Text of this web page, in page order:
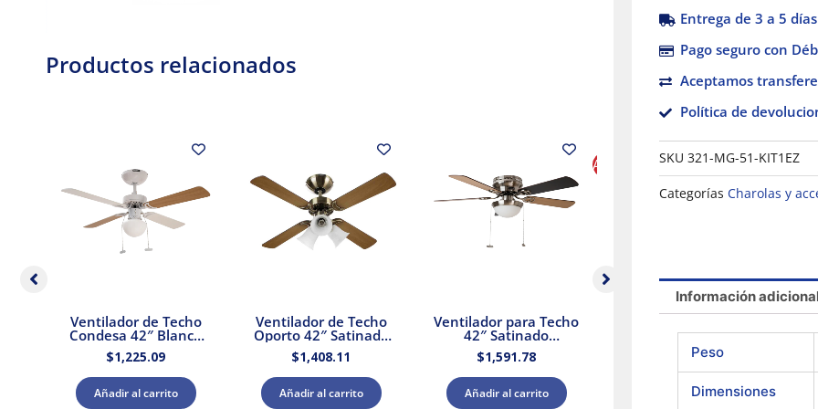
Productos relacionados
Ventilador de Techo
Condesa 42″ Blanco
MDF Masterfan
$1,225.09
Añadir al carrito
Ventilador de Techo
Oporto 42″ Satinado
Masterfan
$1,408.11
Añadir al carrito
Ventilador para Techo
42″ Satinado
Masterfan
$1,591.78
Añadir al carrito
Ahorras 22%
Huracan 30″ Negro
Masterfan
precio
original
era:
$3,387.97.
$2,627.58
precio
actual
es:
$2,627.58.
Añadir al carrito
Entrega de 3 a 5 días
Pago seguro con
Aceptamos
Política de
SKU 321-MG-51-KIT1EZ
Categorías Charolas y
Información
Peso
Dimensiones